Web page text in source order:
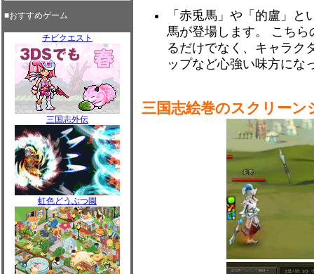
■おすすめゲーム
チビクエスト
三国志外伝
虹色どうぶつ園
「赤兎馬」や「的盧」
馬が登場します。 こち
るだけでなく、キャラク
ップなど心強い味方にな
三国志絵巻のスクリーン